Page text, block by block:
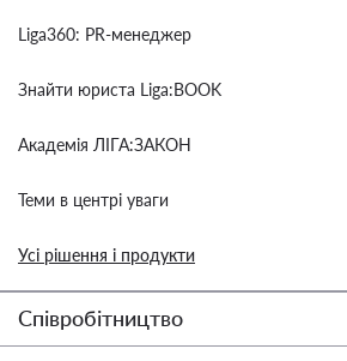
Liga360: PR-менеджер
Знайти юриста Liga:BOOK
Академія ЛІГА:ЗАКОН
Теми в центрі уваги
Усі рішення і продукти
Співробітництво